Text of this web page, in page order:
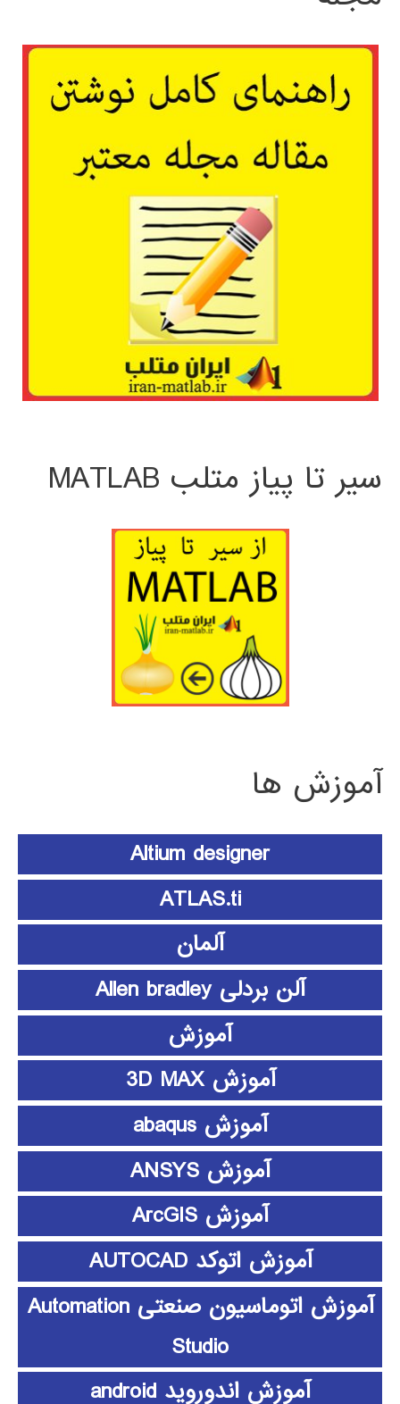
سیر تا پیاز متلب MATLAB
آموزش ها
Altium designer
ATLAS.ti
آلمان
آلن بردلی Allen bradley
آموزش
آموزش 3D MAX
آموزش abaqus
آموزش ANSYS
آموزش ArcGIS
آموزش اتوکد AUTOCAD
آموزش اتوماسیون صنعتی Automation
Studio
آموزش اندوروید android